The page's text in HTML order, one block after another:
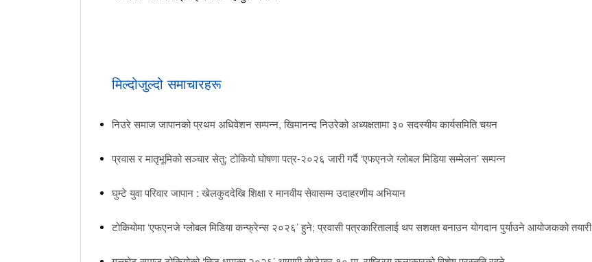
मिल्दोजुल्दो समाचारहरू
निउरे समाज जापानको प्रथम अधिवेशन सम्पन्न, खिमानन्द निउरेको अध्यक्षतामा ३० सदस्यीय कार्यसमिति चयन
प्रवास र मातृभूमिको सञ्चार सेतु: टोकियो घोषणा पत्र-२०२६ जारी गर्दै ‘एफएनजे ग्लोबल मिडिया सम्मेलन’ सम्पन्न
घुम्टे युवा परिवार जापान : खेलकुददेखि शिक्षा र मानवीय सेवासम्म उदाहरणीय अभियान
टोकियोमा ‘एफएनजे ग्लोबल मिडिया कन्फ्रेन्स २०२६’ हुने; प्रवासी पत्रकारितालाई थप सशक्त बनाउन योगदान पुर्याउने आयोजकको तयारी